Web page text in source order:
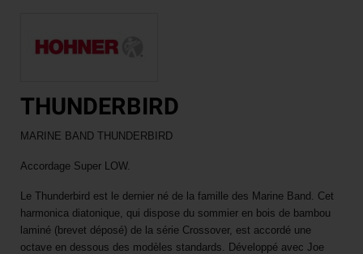
THUNDERBIRD
MARINE BAN D THUNDERBIRD
Accordage Super LOW.
Le Thunderbird est le dernier né de la famille des Marine Band. Cet
harmonica diatonique, qui dispose du sommier en bois de bambou
laminé (brevet déposé) de la série Crossover, est accordé une
octave en dessous des modèles standards. Développé avec Joe